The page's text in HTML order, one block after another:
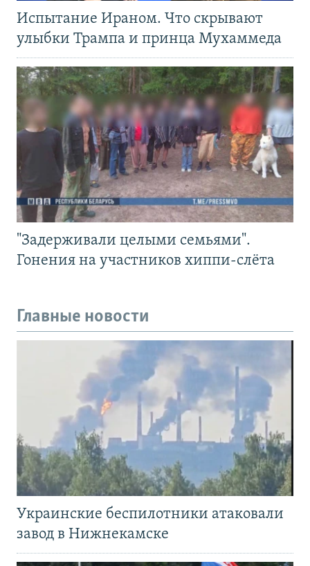
Испытание Ираном. Что скрывают
улыбки Трампа и принца Мухаммеда
"Задерживали целыми семьями".
Гонения на участников хиппи-слёта
Главные новости
Украинские беспилотники атаковали
завод в Нижнекамске